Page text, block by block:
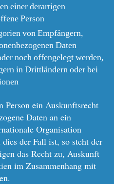
einer derartigen
Person
von Empfängern,
Daten
noch offengelegt werden,
in Drittländern oder bei
Person ein Auskunftsrecht
Daten an ein
Organisation
der Fall ist, so steht der
das Recht zu, Auskunft
im Zusammenhang mit